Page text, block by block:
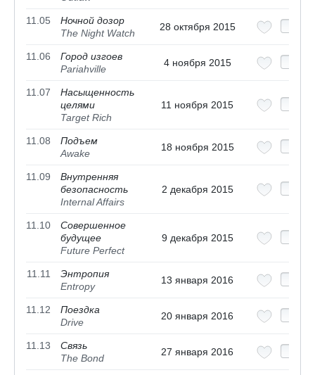
11.05
Ночной дозор
The Night Watch
28 октября 2015
11.06
Город изгоев
Pariahville
4 ноября 2015
11.07
Насыщенность
целями
Target Rich
11 ноября 2015
11.08
Подъем
Awake
18 ноября 2015
11.09
Внутренняя
безопасность
Internal Affairs
2 декабря 2015
11.10
Совершенное
будущее
Future Perfect
9 декабря 2015
11.11
Энтропия
Entropy
13 января 2016
11.12
Поездка
Drive
20 января 2016
11.13
Связь
The Bond
27 января 2016